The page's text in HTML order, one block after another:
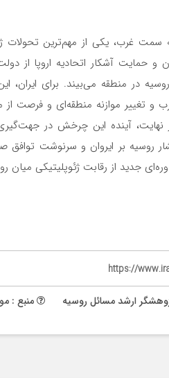
غرب، یکی از مهم‌ترین تحولات
و حمایت آشکار اتحادیه اروپا از
روسیه در منطقه می‌بیند. برای
و تغییر موازنه منطقه‌ای و فرصت
نهایت، آینده این چرخش در
روسیه بر ایروان و سرنوشت توافق
جدید از رقابت ژئوپلیتیکی میان
https://
ارشد مسائل روسیه
منبع :